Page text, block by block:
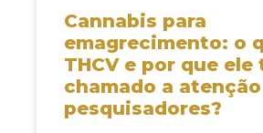
Cannabis para
emagrecimento: o
THCV e por que ele
chamado a
pesquisadores?